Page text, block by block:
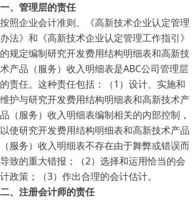
一、管理层的责任
按照企业会计准则、《高新技术企业认定管理
办法》和《高新技术企业认定管理工作指引》
的规定编制研究开发费用结构明细表和高新技
术产品（服务）收入明细表是ABC公司管理层
的责任。这种责任包括：（1）设计、实施和
维护与研究开发费用结构明细表和高新技术产
品（服务）收入明细表编制相关的内部控制，
以使研究开发费用结构明细表和高新技术产品
（服务）收入明细表不存在由于舞弊或错误而
导致的重大错报；（2）选择和运用恰当的会
计政策；（3）作出合理的会计估计。
二、注册会计师的责任